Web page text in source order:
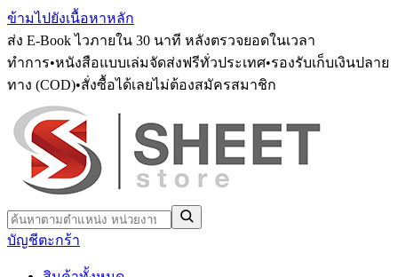
ข้ามไปยังเนื้อหาหลัก
ส่ง E-Book ไวภายใน 30 นาที หลังตรวจยอดในเวลา
ทำการ•หนังสือแบบเล่มจัดส่งฟรีทั่วประเทศ•รองรับเก็บเงินปลาย
ทาง (COD)•สั่งซื้อได้เลยไม่ต้องสมัครสมาชิก
บัญชีตะกร้า